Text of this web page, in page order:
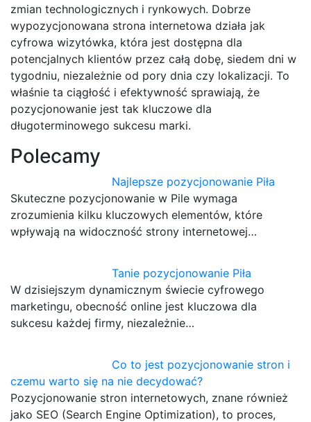
zmian technologicznych i rynkowych. Dobrze
wypozycjonowana strona internetowa działa jak
cyfrowa wizytówka, która jest dostępna dla
potencjalnych klientów przez całą dobę, siedem dni w
tygodniu, niezależnie od pory dnia czy lokalizacji. To
właśnie ta ciągłość i efektywność sprawiają, że
pozycjonowanie jest tak kluczowe dla
długoterminowego sukcesu marki.
Polecamy
Najlepsze pozycjonowanie Piła
Skuteczne pozycjonowanie w Pile wymaga
zrozumienia kilku kluczowych elementów, które
wpływają na widoczność strony internetowej…
Tanie pozycjonowanie Piła
W dzisiejszym dynamicznym świecie cyfrowego
marketingu, obecność online jest kluczowa dla
sukcesu każdej firmy, niezależnie…
Co to jest pozycjonowanie stron i
czemu warto się na nie decydować?
Pozycjonowanie stron internetowych, znane również
jako SEO (Search Engine Optimization), to proces,